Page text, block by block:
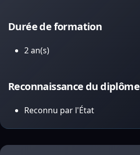
Durée de formation
2 an(s)
Reconnaissance du diplôme
Reconnu par l'État